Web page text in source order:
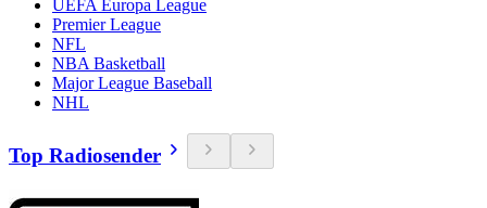
UEFA Europa League
Premier League
NFL
NBA Basketball
Major League Baseball
NHL
Top Radiosender